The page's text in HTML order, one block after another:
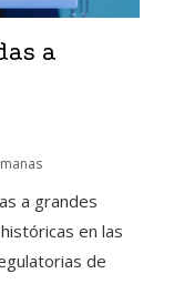
a
a grandes
en las
de